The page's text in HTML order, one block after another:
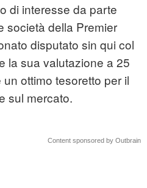
di interesse da parte
società della Premier
disputato sin qui col
la sua valutazione a 25
ottimo tesoretto per il
sul mercato.
Content sponsored by Outbrain